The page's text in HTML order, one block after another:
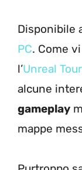
Disponibile
PC. Come
l’Unreal
alcune
gameplay
mappe